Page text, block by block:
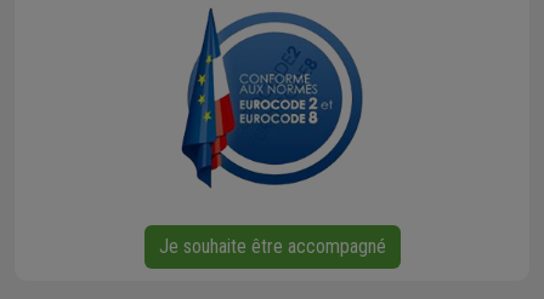
Je souhaite être accompagné